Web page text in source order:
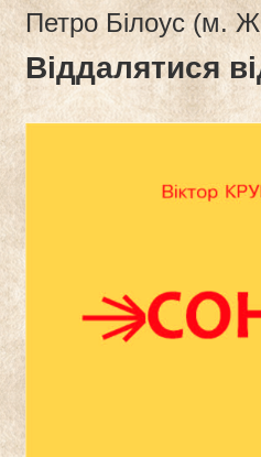
Петро Білоус (м.
Віддалятися